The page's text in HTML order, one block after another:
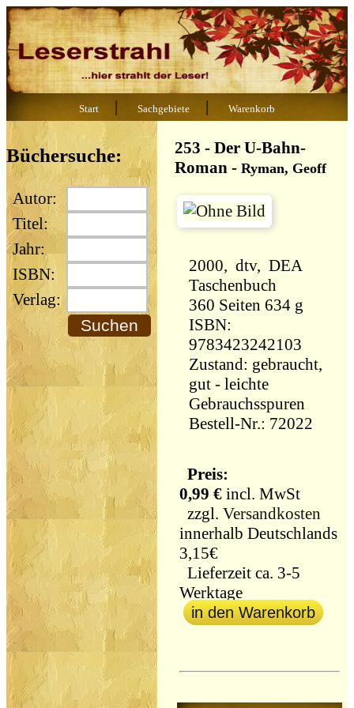
Start | Sachgebiete | Warenkorb
Büchersuche:
Autor:
Titel:
Jahr:
ISBN:
Verlag:
253 - Der U-Bahn-
Roman -Ryman, Geoff
2000, dtv, DEA
Taschenbuch
360 Seiten 634 g
ISBN:
9783423242103
Zustand: gebraucht,
gut - leichte
Gebrauchsspuren
Bestell-Nr.: 72022
Preis:
0,99 € incl. MwSt
zzgl.Versandkosten
innerhalb Deutschlands
3,15€
Lieferzeit ca. 3-5
Werktage
in den Warenkorb